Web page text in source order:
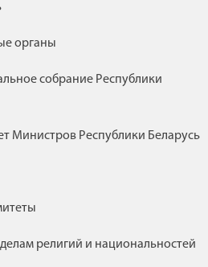
органы
собрание Республики
Министров Республики Беларусь
религий и национальностей